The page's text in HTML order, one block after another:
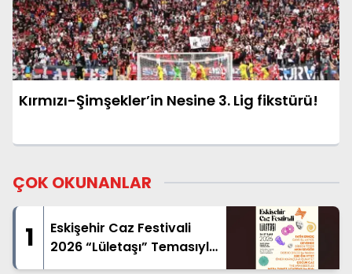
Kırmızı-Şimşekler’in Nesine 3. Lig fikstürü!
ÇOK OKUNANLAR
1
Eskişehir Caz Festivali
2026 “Lületaşı” Temasıyla
Geliyor